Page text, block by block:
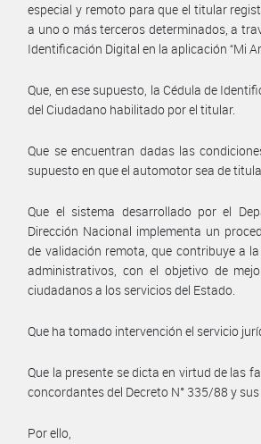
especial y remoto para que el titular
a uno o más terceros determinados, a
Identificación Digital en la aplicación “Mi
Que, en ese supuesto, la Cédula de
del Ciudadano habilitado por el titular.
Que se encuentran dadas las
supuesto en que el automotor sea de
Que el sistema desarrollado por el
Dirección Nacional implementa un
de validación remota, que contribuye a
administrativos, con el objetivo de
ciudadanos a los servicios del Estado.
Que ha tomado intervención el servicio
Que la presente se dicta en virtud de las
concordantes del Decreto N° 335/88 y
Por ello,